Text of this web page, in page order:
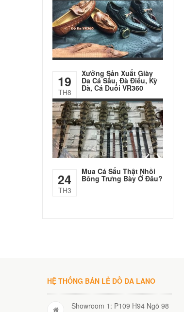
19
TH8
Xưởng Sản Xuất Giày
Da Cá Sấu, Đà Điểu, Kỳ
Đà, Cá Đuối VR360
24
TH3
Mua Cá Sấu Thật Nhồi
Bông Trưng Bày Ở Đâu?
HỆ THỐNG BÁN LẺ ĐỒ DA LANO
Showroom 1: P109 H94 Ngõ 98